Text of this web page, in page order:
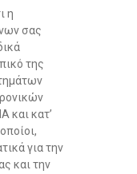
η
σας
της
και κατ’
για την
και την